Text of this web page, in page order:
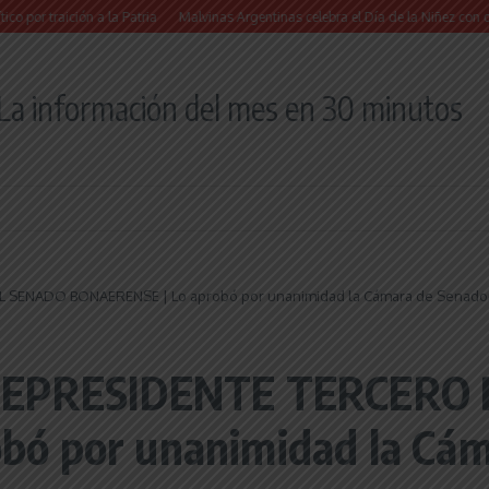
a la Patria Malvinas Argentinas celebra el Día de la Niñez con dos
información del mes en 30 minutos
SENADO BONAERENSE | Lo aprobó por unanimidad la Cámara de
TERCERO
por unanimidad la